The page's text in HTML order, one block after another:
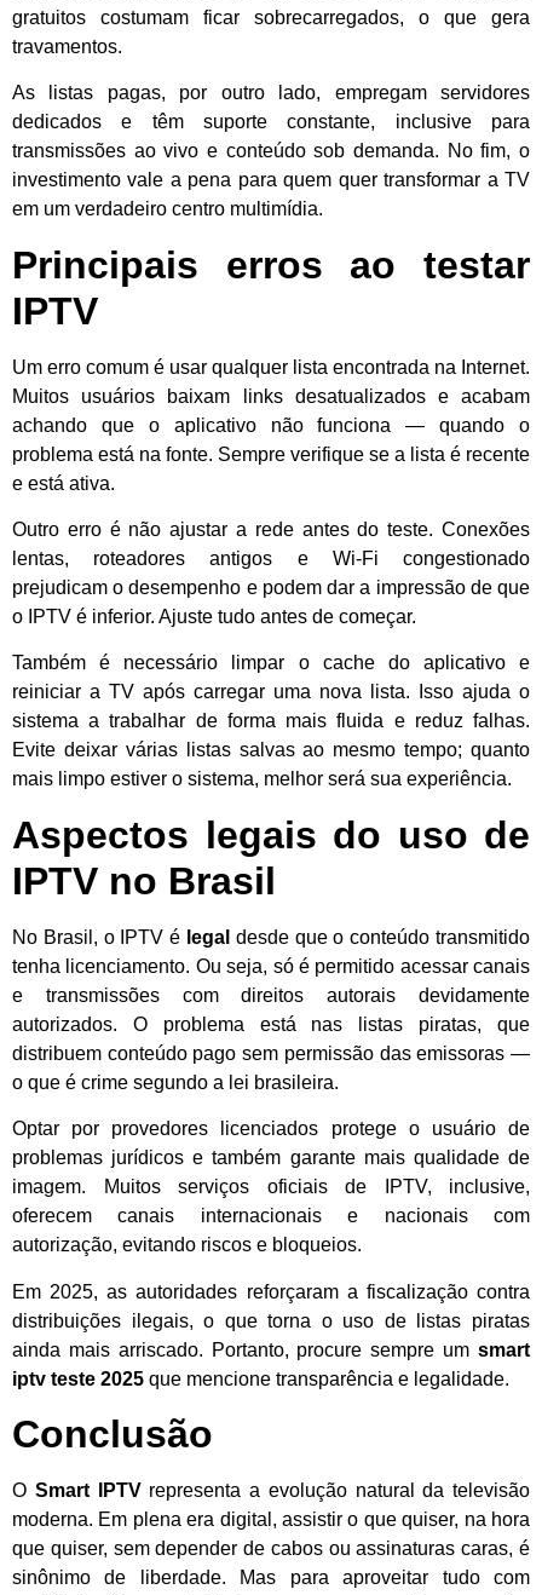
gratuitos costumam ficar sobrecarregados, o que gera
travamentos.
As listas pagas, por outro lado, empregam servidores
dedicados e têm suporte constante, inclusive para
transmissões ao vivo e conteúdo sob demanda. No fim, o
investimento vale a pena para quem quer transformar a TV
em um verdadeiro centro multimídia.
Principais erros ao testar
IPTV
Um erro comum é usar qualquer lista encontrada na Internet.
Muitos usuários baixam links desatualizados e acabam
achando que o aplicativo não funciona — quando o
problema está na fonte. Sempre verifique se a lista é recente
e está ativa.
Outro erro é não ajustar a rede antes do teste. Conexões
lentas, roteadores antigos e Wi-Fi congestionado
prejudicam o desempenho e podem dar a impressão de que
o IPTV é inferior. Ajuste tudo antes de começar.
Também é necessário limpar o cache do aplicativo e
reiniciar a TV após carregar uma nova lista. Isso ajuda o
sistema a trabalhar de forma mais fluida e reduz falhas.
Evite deixar várias listas salvas ao mesmo tempo; quanto
mais limpo estiver o sistema, melhor será sua experiência.
Aspectos legais do uso de
IPTV no Brasil
No Brasil, o IPTV é legal desde que o conteúdo transmitido
tenha licenciamento. Ou seja, só é permitido acessar canais
e transmissões com direitos autorais devidamente
autorizados. O problema está nas listas piratas, que
distribuem conteúdo pago sem permissão das emissoras —
o que é crime segundo a lei brasileira.
Optar por provedores licenciados protege o usuário de
problemas jurídicos e também garante mais qualidade de
imagem. Muitos serviços oficiais de IPTV, inclusive,
oferecem canais internacionais e nacionais com
autorização, evitando riscos e bloqueios.
Em 2025, as autoridades reforçaram a fiscalização contra
distribuições ilegais, o que torna o uso de listas piratas
ainda mais arriscado. Portanto, procure sempre um smart
iptv teste 2025 que mencione transparência e legalidade.
Conclusão
O Smart IPTVrepresenta a evolução natural da televisão
moderna. Em plena era digital, assistir o que quiser, na hora
que quiser, sem depender de cabos ou assinaturas caras, é
sinônimo de liberdade. Mas para aproveitar tudo com